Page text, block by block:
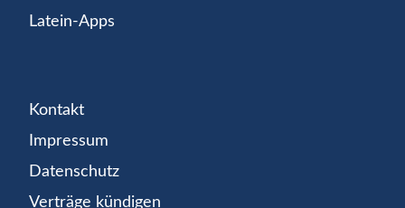
Latein-Apps
Kontakt
Impressum
Datenschutz
Verträge kündigen